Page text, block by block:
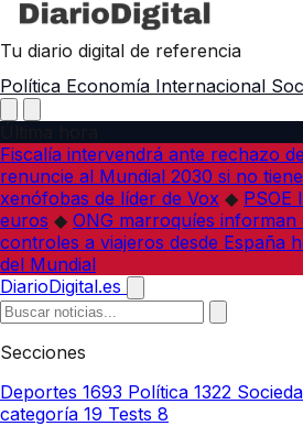
Tu diario digital de referencia
Política Economía Internacional
Fiscalía intervendrá ante rechazo
renuncie al Mundial 2030 si no
xenófobas de líder de Vox ◆ PSOE
euros ◆ ONG marroquíes
controles a viajeros desde España
del Mundial
DiarioDigital.es
Secciones
Deportes 1693 Política 1322
categoría 19 Tests 8